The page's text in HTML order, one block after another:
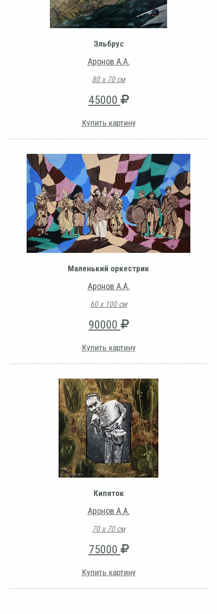
Эльбрус
Аронов А.А.
80 х 70 см
45000
Купить картину
Маленький оркестрик
Аронов А.А.
60 х 100 см
90000
Купить картину
Кипяток
Аронов А.А.
70 х 70 см
75000
Купить картину